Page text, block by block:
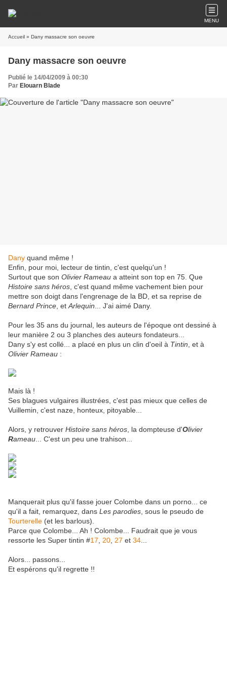
MENU
Accueil » Dany massacre son oeuvre
Dany massacre son oeuvre
Publié le 14/04/2009 à 00:30
Par Elouarn Blade
Dany quand même !
Enfin, pour moi, lecteur de tintin, c'est quelqu'un !
Surtout que son Olivier Rameau a atteint son top en 75. Que
Histoire sans héros , c'est quand même vachement bien pour
mettre son doigt dans l'engrenage de la BD, et sa reprise de
Bernard Prince , et Arlequin ... J'ai aimé Dany.
Pour les 35 ans du journal, les auteurs de l'époque ont dessiné à
leur manière 2 ou 3 planches des auteurs fondateurs...
Dany s'y est collé... a placé en plus un clin d'oeil à Tintin , et à
Olivier Rameau :
Mais là !
Ses blagues vulgaires illustrées, c'est pas mieux que celles de
Vuillemin, c'est naze, honteux, pitoyable...
Alors, y retrouver Histoire sans héros , la dompteuse d'Olivier
Rameau ... C'est un peu une trahison...
Manquerait plus qu'il fasse jouer Colombe dans un porno... ce
qu'il a fait, remarquez, dans Les parodies , sous le pseudo de
Tourterelle (et les barlous).
Parce que Colombe... Ah ! Colombe... Faudrait que je vous
ressorte les Super tintin #17 20 27 et 34
Alors... passons...
Et espérons qu'il regrette !!